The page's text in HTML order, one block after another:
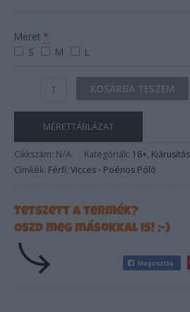
Meret *
S
M L
KOSÁRBA TESZEM
MÉRETTÁBLÁZAT
Cikkszám: N/A Kategóriák: 18+, Kiárusítás
Címkék: Férfi, Vicces - Poénos Póló
Tetszett a termék?
Oszd meg másokkal is! ;-)